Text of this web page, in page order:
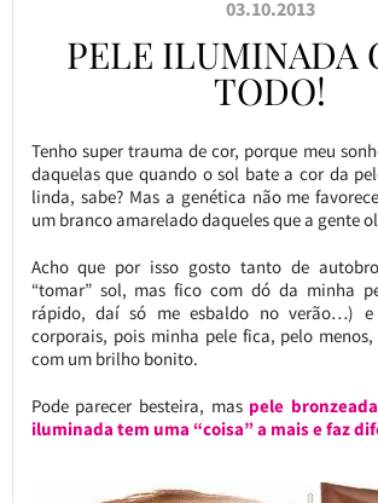
03.10.2013
PELE ILUMINADA
TODO!
Tenho super trauma de cor, porque meu
daquelas que quando o sol bate a cor da
linda, sabe? Mas a genética não me
um branco amarelado daqueles que a gente
Acho que por isso gosto tanto de
“tomar” sol, mas fico com dó da minha
rápido, daí só me esbaldo no verão…) e
corporais, pois minha pele fica, pelo
com um brilho bonito.
Pode parecer besteira, maspele
iluminada tem uma “coisa” a mais e faz